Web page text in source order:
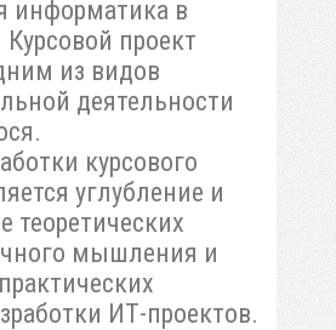
информатика в
проект
из видов
деятельности
курсового
углубление и
теоретических
мышления и
ИТ-проектов.